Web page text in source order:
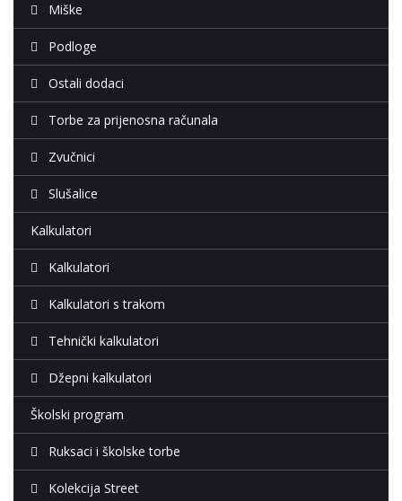
Miške
Podloge
Ostali dodaci
Torbe za prijenosna računala
Zvučnici
Slušalice
Kalkulatori
Kalkulatori
Kalkulatori s trakom
Tehnički kalkulatori
Džepni kalkulatori
Školski program
Ruksaci i školske torbe
Kolekcija Street